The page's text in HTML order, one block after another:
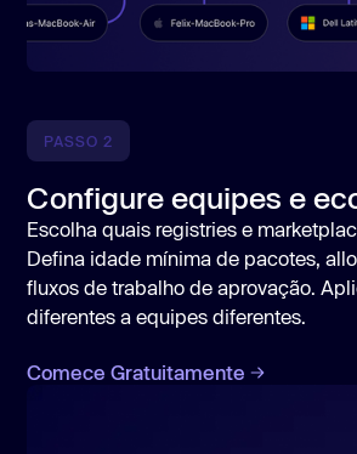
PASSO 2
Configure equipes e
Escolha quais registries e
Defina idade mínima de pacotes,
fluxos de trabalho de aprovação.
diferentes a equipes diferentes.
Comece Gratuitamente